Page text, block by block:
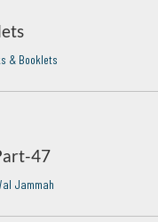
& Booklets
47
Jammah